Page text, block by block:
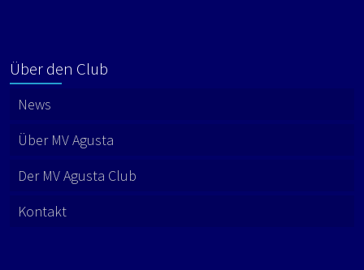
Über den Club
News
Über MV Agusta
Der MV Agusta Club
Kontakt